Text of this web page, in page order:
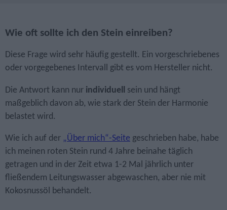
Wie oft sollte ich den Stein einreiben?
Diese Frage wird sehr häufig gestellt. Ein vorgeschriebenes
oder vorgegebenes Intervall gibt es vom Hersteller nicht.
Die Antwort kann nur individuell
sein und hängt
maßgeblich davon ab, wie stark der Stein der Harmonie
belastet wird.
Wie ich auf der „Über mich“-Seite geschrieben habe, habe
ich meinen roten Stein rund 4 Jahre beinahe täglich
getragen und in der Zeit etwa 1-2 Mal jährlich unter
fließendem Leitungswasser abgewaschen, aber nie mit
Kokosnussöl behandelt.